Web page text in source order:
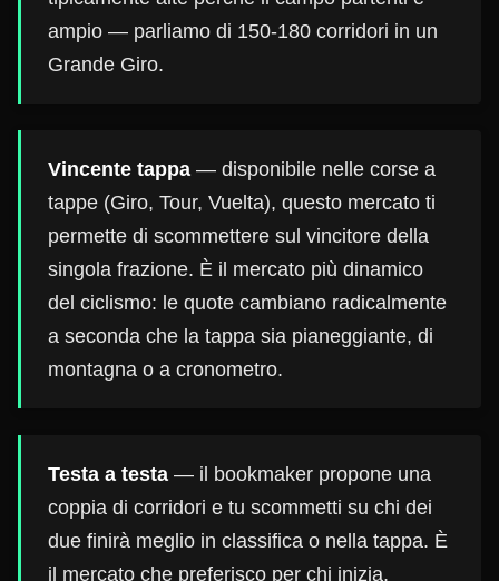
ampio — parliamo di 150-180 corridori in un
Grande Giro.
Vincente tappa — disponibile nelle corse a
tappe (Giro, Tour, Vuelta), questo mercato ti
permette di scommettere sul vincitore della
singola frazione. È il mercato più dinamico
del ciclismo: le quote cambiano radicalmente
a seconda che la tappa sia pianeggiante, di
montagna o a cronometro.
Testa a testa — il bookmaker propone una
coppia di corridori e tu scommetti su chi dei
due finirà meglio in classifica o nella tappa. È
il mercato che preferisco per chi inizia,